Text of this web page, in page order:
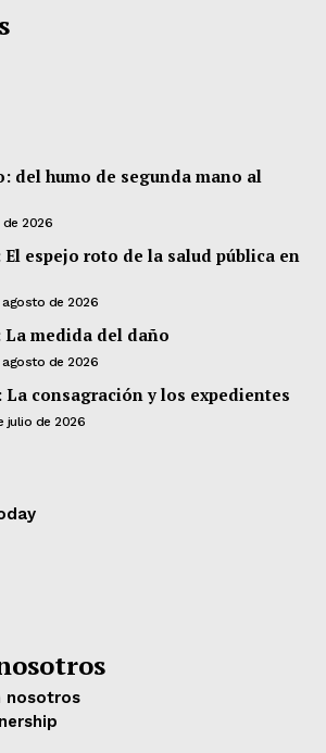
del humo de segunda mano al
2026
espejo roto de la salud pública en
agosto de 2026
La medida del daño
agosto de 2026
La consagración y los expedientes
julio de 2026
nosotros